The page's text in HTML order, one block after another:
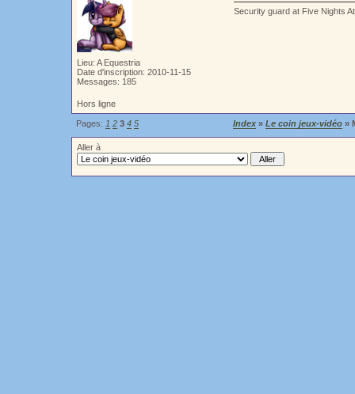
Lieu: A Equestria
Date d'inscription: 2010-11-15
Messages: 185
Security guard at Five Nights
Hors ligne
Pages: 1 2 3 4 5 Index » Le coin jeux-vidéo »
Aller à